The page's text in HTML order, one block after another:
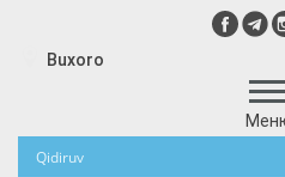
Buxoro